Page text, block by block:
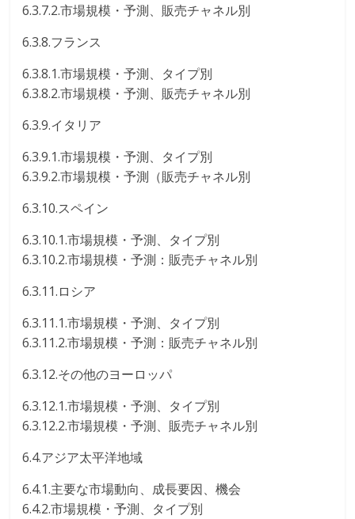
6.3.7.2.市場規模・予測、販売チャネル別
6.3.8.フランス
6.3.8.1.市場規模・予測、タイプ別
6.3.8.2.市場規模・予測、販売チャネル別
6.3.9.イタリア
6.3.9.1.市場規模・予測、タイプ別
6.3.9.2.市場規模・予測（販売チャネル別
6.3.10.スペイン
6.3.10.1.市場規模・予測、タイプ別
6.3.10.2.市場規模・予測：販売チャネル別
6.3.11.ロシア
6.3.11.1.市場規模・予測、タイプ別
6.3.11.2.市場規模・予測：販売チャネル別
6.3.12.その他のヨーロッパ
6.3.12.1.市場規模・予測、タイプ別
6.3.12.2.市場規模・予測、販売チャネル別
6.4.アジア太平洋地域
6.4.1.主要な市場動向、成長要因、機会
6.4.2.市場規模・予測、タイプ別